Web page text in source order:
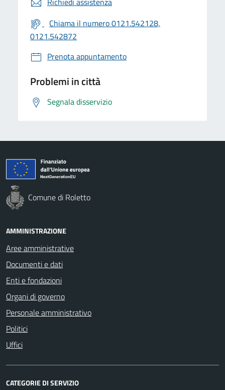
Chiama il numero 0121.542128,
0121.542872
Prenota appuntamento
Problemi in città
Segnala disservizio
Comune di Roletto
AMMINISTRAZIONE
Aree amministrative
Documenti e dati
Enti e fondazioni
Organi di governo
Personale amministrativo
Politici
Uffici
CATEGORIE DI SERVIZIO